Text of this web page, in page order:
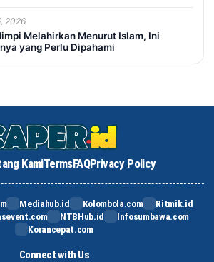
2026
Melahirkan Menurut Islam, Ini
yang Perlu Dipahami
KamiTermsFAQPrivacy Policy
Mediahub.id Kolombola.com
Ritmik.id
NTBHub.id
Infosumbawa.com
Korancepat.com
Connect with Us